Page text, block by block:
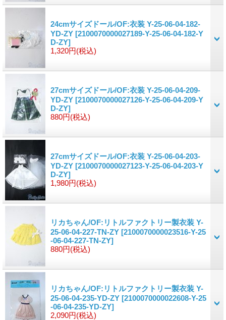
24cmサイズドール/OF:衣装 Y-25-06-04-182-
YD-ZY [2100070000027189-Y-25-06-04-182-Y
D-ZY]
1,320円(税込)
27cmサイズドール/OF:衣装 Y-25-06-04-209-
YD-ZY [2100070000027126-Y-25-06-04-209-Y
D-ZY]
880円(税込)
27cmサイズドール/OF:衣装 Y-25-06-04-203-
YD-ZY [2100070000027123-Y-25-06-04-203-Y
D-ZY]
1,980円(税込)
リカちゃん/OF:リトルファクトリー製衣装 Y-
25-06-04-227-TN-ZY [2100070000023516-Y-25
-06-04-227-TN-ZY]
880円(税込)
リカちゃん/OF:リトルファクトリー製衣装 Y-
25-06-04-235-YD-ZY [2100070000022608-Y-25
-06-04-235-YD-ZY]
2,090円(税込)